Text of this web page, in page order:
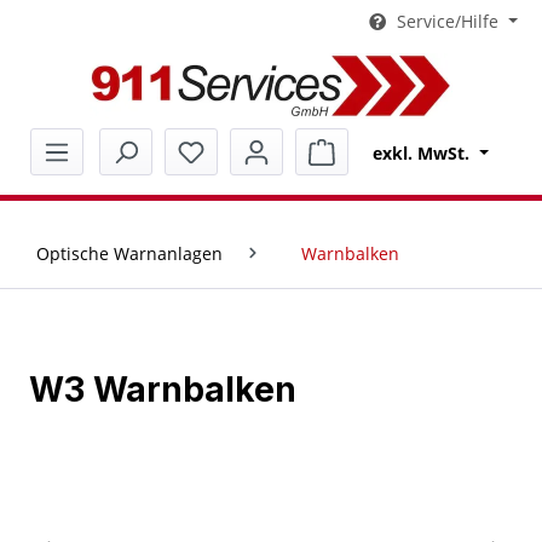
Service/Hilfe
Warenkorb enthält 0
exkl. MwSt.
Optische Warnanlagen Warnbalken
W3 Warnbalken